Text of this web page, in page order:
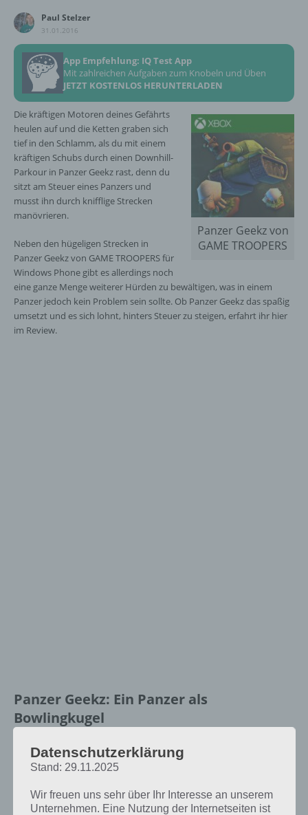
Paul Stelzer
31.01.2016
App Empfehlung: IQ Test App
Mit zahlreichen Aufgaben zum Knobeln und Üben
JETZT KOSTENLOS HERUNTERLADEN
Panzer Geekz von
GAME TROOPERS
Die kräftigen Motoren deines Gefährts
heulen auf und die Ketten graben sich
tief in den Schlamm, als du mit einem
kräftigen Schubs durch einen Downhill-
Parkour in Panzer Geekz rast, denn du
sitzt am Steuer eines Panzers und
musst ihn durch knifflige Strecken
manövrieren.
Neben den hügeligen Strecken in
Panzer Geekz von GAME TROOPERS für
Windows Phone gibt es allerdings noch
eine ganze Menge weiterer Hürden zu bewältigen, was in einem
Panzer jedoch kein Problem sein sollte. Ob Panzer Geekz das spaßig
umsetzt und es sich lohnt, hinters Steuer zu steigen, erfahrt ihr hier
im Review.
Panzer Geekz: Ein Panzer als
Bowlingkugel
seinem Panzer
von einer
Datenschutzerklärung
Stand: 29.11.2025
Wir freuen uns sehr über Ihr Interesse an unserem
Unternehmen. Eine Nutzung der Internetseiten ist